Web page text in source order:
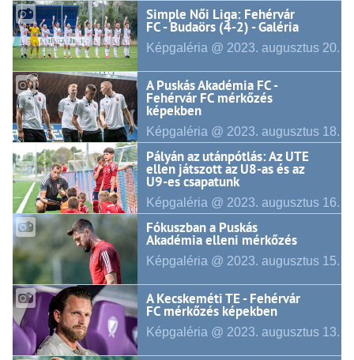
Simple Női Liga: Fehérvár
FC - Budaörs (4-2) - Galéria
Képgaléria @ 2023. augusztus 20.
A Puskás Akadémia FC -
Fehérvár FC mérkőzés
képekben
Képgaléria @ 2023. augusztus 18.
Pályán az utánpótlás: Az UTE
ellen játszott az U8-as és az
U9-es csapatunk
Képgaléria @ 2023. augusztus 16.
Fókuszban a Puskás
Akadémia elleni mérkőzés
Képgaléria @ 2023. augusztus 15.
A Kecskeméti TE - Fehérvár
FC mérkőzés képekben
Képgaléria @ 2023. augusztus 13.